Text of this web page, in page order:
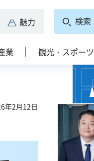
魅力 検索
業 観光・スポーツ
年2月12日